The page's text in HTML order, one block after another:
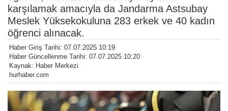
karşılamak amacıyla da Jandarma Astsubay
Meslek Yüksekokuluna 283 erkek ve 40 kadın
öğrenci alınacak.
Haber Giriş Tarihi: 07.07.2025 10:19
Haber Güncellenme Tarihi: 07.07.2025 10:20
Kaynak: Haber Merkezi
hurhaber.com